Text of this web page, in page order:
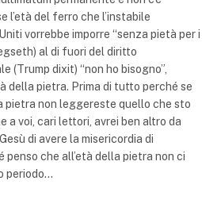
l’età del ferro che l’instabile
vorrebbe imporre “senza pietà per i
al di fuori del diritto
(Trump dixit) “non ho bisogno”,
della pietra. Prima di tutto perché se
pietra non leggereste quello che sto
a voi, cari lettori, avrei ben altro da
di avere la misericordia di
penso che all’età della pietra non ci
periodo…